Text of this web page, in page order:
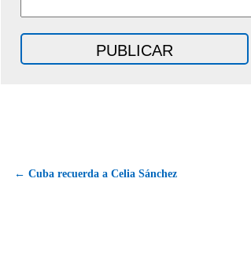
← Cuba recuerda a Celia Sánchez